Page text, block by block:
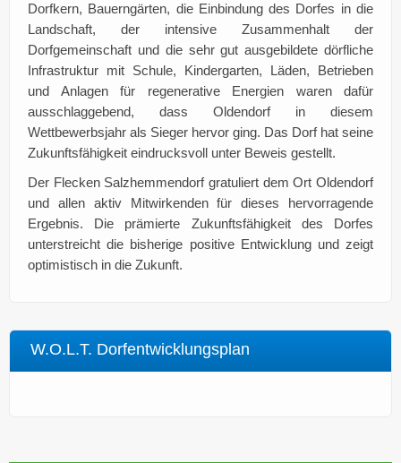
Dorfkern, Bauerngärten, die Einbindung des Dorfes in die
Landschaft, der intensive Zusammenhalt der
Dorfgemeinschaft und die sehr gut ausgebildete dörfliche
Infrastruktur mit Schule, Kindergarten, Läden, Betrieben
und Anlagen für regenerative Energien waren dafür
ausschlaggebend, dass Oldendorf in diesem
Wettbewerbsjahr als Sieger hervor ging. Das Dorf hat seine
Zukunftsfähigkeit eindrucksvoll unter Beweis gestellt.
Der Flecken Salzhemmendorf gratuliert dem Ort Oldendorf
und allen aktiv Mitwirkenden für dieses hervorragende
Ergebnis. Die prämierte Zukunftsfähigkeit des Dorfes
unterstreicht die bisherige positive Entwicklung und zeigt
optimistisch in die Zukunft.
W.O.L.T. Dorfentwicklungsplan